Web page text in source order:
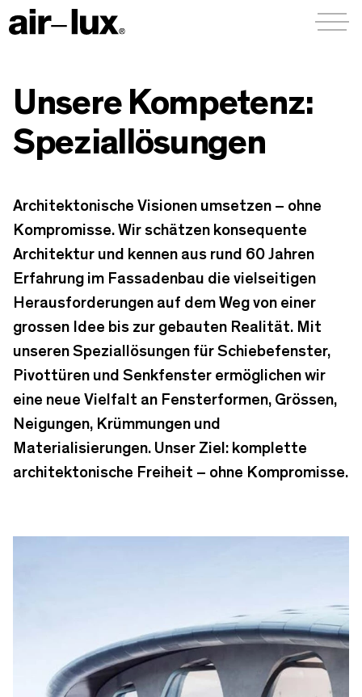
Menü
Unsere Kompetenz:
Speziallösungen
Architektonische Visionen umsetzen – ohne
Kompromisse. Wir schätzen konsequente
Architektur und kennen aus rund 60 Jahren
Erfahrung im Fassadenbau die vielseitigen
Herausforderungen auf dem Weg von einer
grossen Idee bis zur gebauten Realität. Mit
unseren Speziallösungen für Schiebefenster,
Pivottüren und Senkfenster ermöglichen wir
eine neue Vielfalt an Fensterformen, Grössen,
Neigungen, Krümmungen und
Materialisierungen. Unser Ziel: komplette
architektonische Freiheit – ohne Kompromisse.